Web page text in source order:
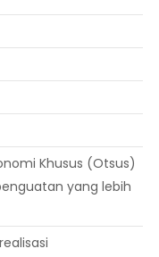
Khusus (Otsus)
yang lebih